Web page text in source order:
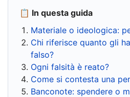
📋 In questa guida
Materiale o ideologica:
Chi riferisce quanto gli
falso?
Ogni falsità è reato?
Come si contesta una
Banconote: spendere o